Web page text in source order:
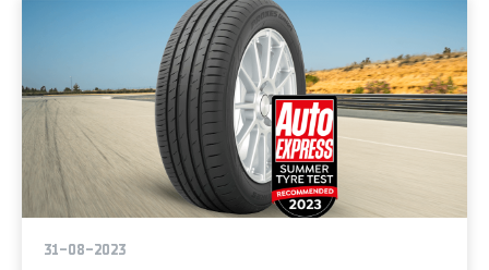
31-08-2023